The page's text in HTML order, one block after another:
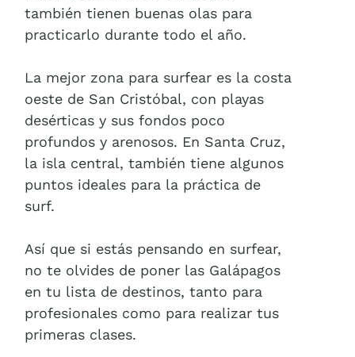
también tienen buenas olas para
practicarlo durante todo el año.
La mejor zona para surfear es la costa
oeste de San Cristóbal, con playas
desérticas y sus fondos poco
profundos y arenosos. En Santa Cruz,
la isla central, también tiene algunos
puntos ideales para la práctica de
surf.
Así que si estás pensando en surfear,
no te olvides de poner las Galápagos
en tu lista de destinos, tanto para
profesionales como para realizar tus
primeras clases.